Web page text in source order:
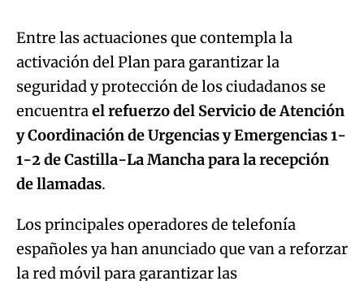
Try again
Entre las actuaciones que contempla la
activación del Plan para garantizar la
seguridad y protección de los ciudadanos se
encuentrael refuerzo del Servicio de Atención
y Coordinación de Urgencias y Emergencias 1-
1-2de Castilla-La Mancha para la recepción
de llamadas.
Los principales operadores de telefonía
españoles ya han anunciado que van a reforzar
la red móvil para garantizar las